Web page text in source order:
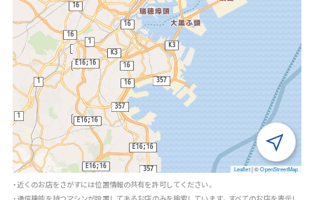
Leaflet |©OpenStreetMap
・近くのお店をさがすには位置情報の共有を許可してください。